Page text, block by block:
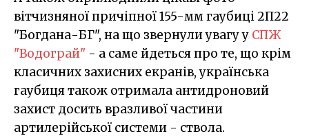
вітчизняної причіпної 155-мм гаубиці 2П22
"Богдана-БГ", на що звернули увагу у СПЖ
"Водограй" - а саме йдеться про те, що крім
класичних захисних екранів, українська
гаубиця також отримала антидроновий
захист досить вразливої частини
артилерійської системи - ствола.